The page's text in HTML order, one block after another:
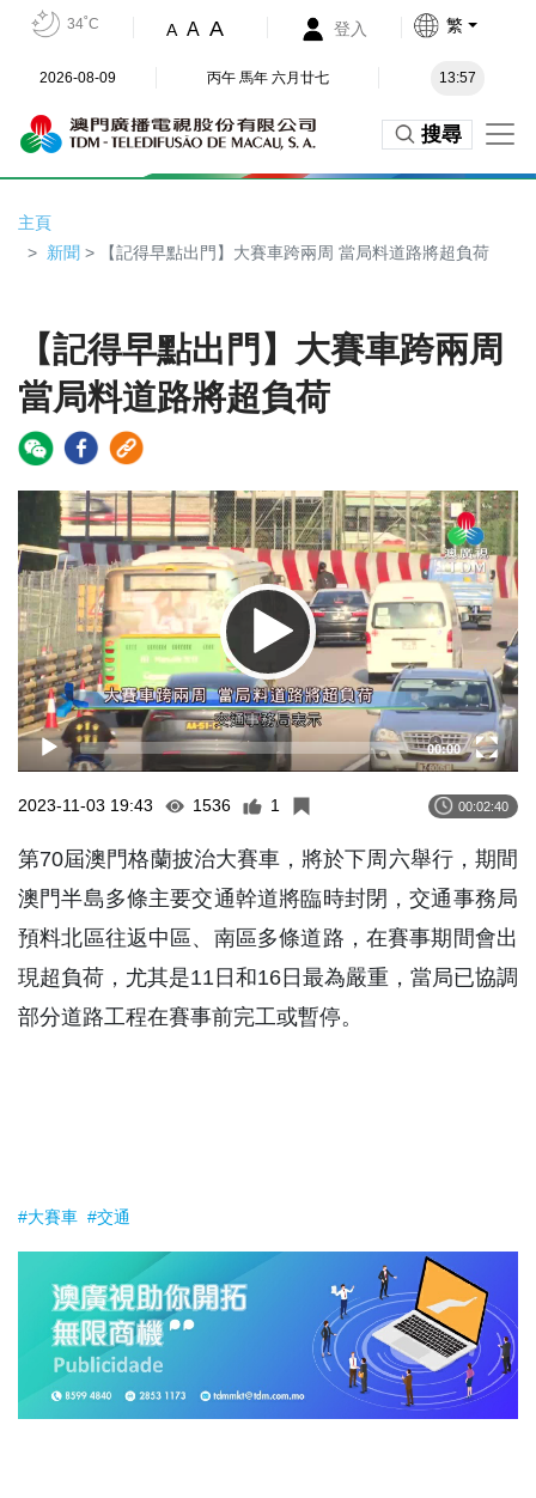
34˚C A A A 登入 繁
2026-08-09 丙午 馬年 六月廿七 13:57
搜尋
主頁
新聞 > 【記得早點出門】大賽車跨兩周 當局料道路將超負荷
【記得早點出門】大賽車跨兩周
當局料道路將超負荷
Video
Player
00:00
2023-11-03 19:43 1536 1 00:02:40
第70屆澳門格蘭披治大賽車，將於下周六舉行，期間
澳門半島多條主要交通幹道將臨時封閉，交通事務局
預料北區往返中區、南區多條道路，在賽事期間會出
現超負荷，尤其是11日和16日最為嚴重，當局已協調
部分道路工程在賽事前完工或暫停。
#大賽車 #交通